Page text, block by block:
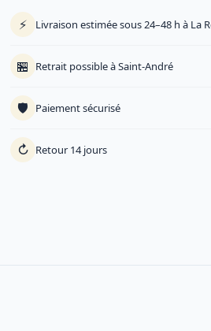
⚡ Livraison estimée sous 24–48 h à La
🏪 Retrait possible à Saint-André
🛡️ Paiement sécurisé
↻ Retour 14 jours